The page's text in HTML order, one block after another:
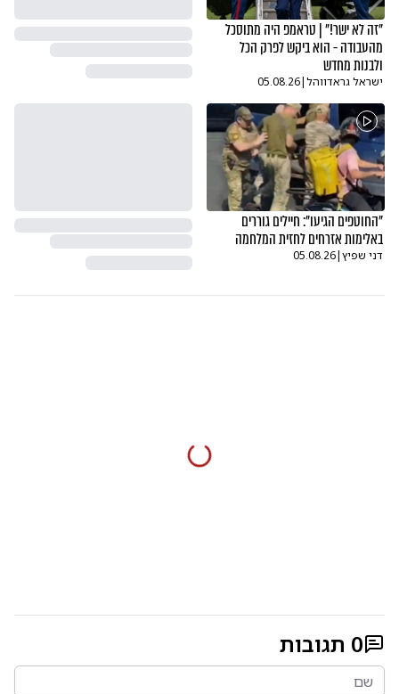
"זה לא ישר!" | טראמפ היה מתוסכל
מהעבודה - הוא ביקש לפרק הכל
ולבנות מחדש
ישראל גראדווהל|
05.08.26
"החוטפים הגיעו": חיילים גוררים
באלימות אזרחים לחזית המלחמה
דני שפיץ|
05.08.26
0 תגובות